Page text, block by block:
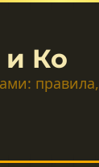
Ко
правила,